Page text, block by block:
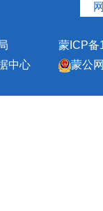
中心
蒙ICP备
蒙公